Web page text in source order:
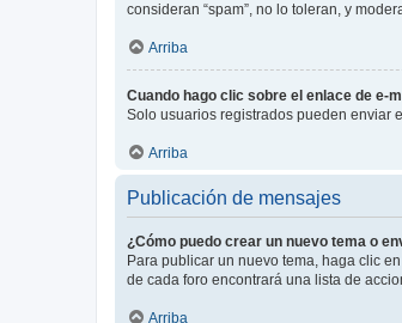
consideran “spam”, no lo toleran, y
Arriba
Cuando hago clic sobre el enlace de e-
Solo usuarios registrados pueden enviar
Arriba
Publicación de mensajes
¿Cómo puedo crear un nuevo tema o
Para publicar un nuevo tema, haga clic
de cada foro encontrará una lista de
Arriba